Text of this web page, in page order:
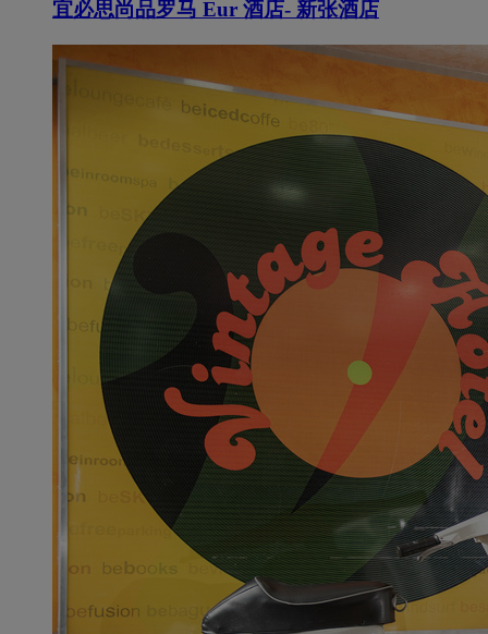
宜必思尚品罗马 Eur 酒店- 新张酒店